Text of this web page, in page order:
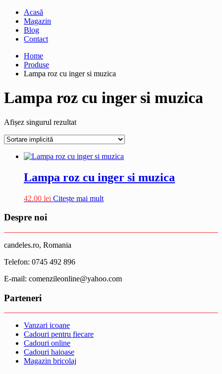
Acasă
Magazin
Blog
Contact
Home
Produse
Lampa roz cu inger si muzica
Lampa roz cu inger si muzica
Afișez singurul rezultat
Lampa roz cu inger si muzica
42.00 lei Citește mai mult
Despre noi
candeles.ro, Romania
Telefon: 0745 492 896
E-mail: comenzileonline@yahoo.com
Parteneri
Vanzari icoane
Cadouri pentru fiecare
Cadouri online
Cadouri haioase
Magazin bricolaj